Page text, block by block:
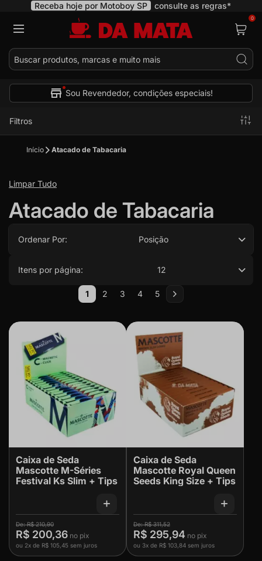
Receba hoje por Motoboy SP consulte as regras*
0
Sou Revendedor, condições especiais!
Atacado de Tabacaria
Ordenar Por: Posição
Itens por página: 12
Página
Você esta lendo a pagina
1 Página
2 Página
3 Página
4 Página
5 Página
Próximo
Caixa de Seda
Mascotte M-Séries
Festival Ks Slim + Tips
R$ 210,90
R$ 200,36
ou 2x de R$ 105,45 sem juros
Caixa de Seda
Mascotte Royal Queen
Seeds King Size + Tips
R$ 311,52
R$ 295,94
ou 3x de R$ 103,84 sem juros
Início Atacado de Tabacaria
Limpar Tudo
Filtros